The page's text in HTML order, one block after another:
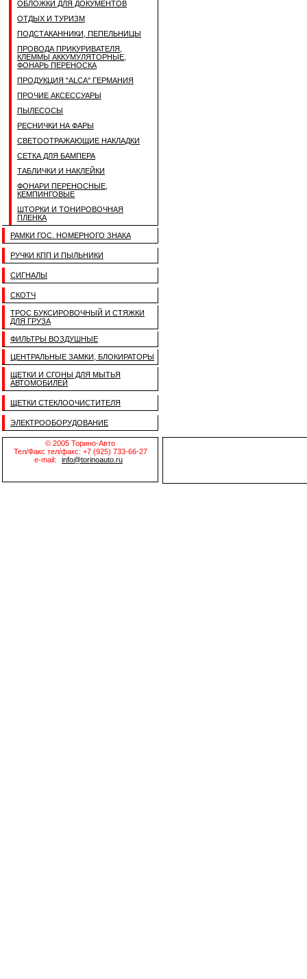
ОБЛОЖКИ ДЛЯ ДОКУМЕНТОВ
ОТДЫХ И ТУРИЗМ
ПОДСТАКАННИКИ, ПЕПЕЛЬНИЦЫ
ПРОВОДА ПРИКУРИВАТЕЛЯ,
КЛЕММЫ АККУМУЛЯТОРНЫЕ,
ФОНАРЬ ПЕРЕНОСКА
ПРОДУКЦИЯ "ALCA" ГЕРМАНИЯ
ПРОЧИЕ АКСЕССУАРЫ
ПЫЛЕСОСЫ
РЕСНИЧКИ НА ФАРЫ
СВЕТООТРАЖАЮЩИЕ НАКЛАДКИ
СЕТКА ДЛЯ БАМПЕРА
ТАБЛИЧКИ И НАКЛЕЙКИ
ФОНАРИ ПЕРЕНОСНЫЕ,
КЕМПИНГОВЫЕ
ШТОРКИ И ТОНИРОВОЧНАЯ
ПЛЕНКА
РАМКИ ГОС. НОМЕРНОГО ЗНАКА
РУЧКИ КПП И ПЫЛЬНИКИ
СИГНАЛЫ
СКОТЧ
ТРОС БУКСИРОВОЧНЫЙ И СТЯЖКИ
ДЛЯ ГРУЗА
ФИЛЬТРЫ ВОЗДУШНЫЕ
ЦЕНТРАЛЬНЫЕ ЗАМКИ, БЛОКИРАТОРЫ
ЩЕТКИ И СГОНЫ ДЛЯ МЫТЬЯ
АВТОМОБИЛЕЙ
ЩЕТКИ СТЕКЛООЧИСТИТЕЛЯ
ЭЛЕКТРООБОРУДОВАНИЕ
© 2005 Торино-Авто
Тел/Факс тел/факс: +7 (925) 733-66-27
e-mail:
info@torinoauto.ru